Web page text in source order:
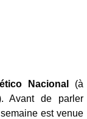
Nacional
(à
Avant de parler
est venue